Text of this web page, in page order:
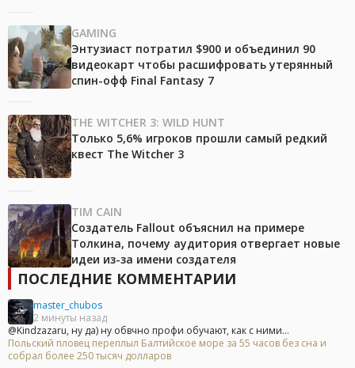
GAMING
Энтузиаст потратил $900 и объединил 90
видеокарт чтобы расшифровать утерянный
спин-офф Final Fantasy 7
THE WITCHER 3: WILD HUNT
Только 5,6% игроков прошли самый редкий
квест The Witcher 3
TIM CAIN
Создатель Fallout объяснил на примере
Толкина, почему аудитория отвергает новые
идеи из-за имени создателя
ПОСЛЕДНИЕ КОММЕНТАРИИ
master_chubos
2 минуты назад
@Kindzazaru, ну да) ну обвчно профи обучают, как с ними...
Польский пловец переплыл Балтийское море за 55 часов без сна и
собрал более 250 тысяч долларов